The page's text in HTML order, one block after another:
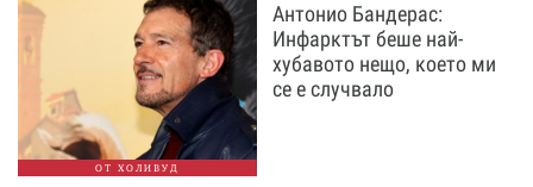
ОТ ХОЛИВУД
Антонио Бандерас:
Инфарктът беше най-
хубавото нещо, което ми
се е случвало